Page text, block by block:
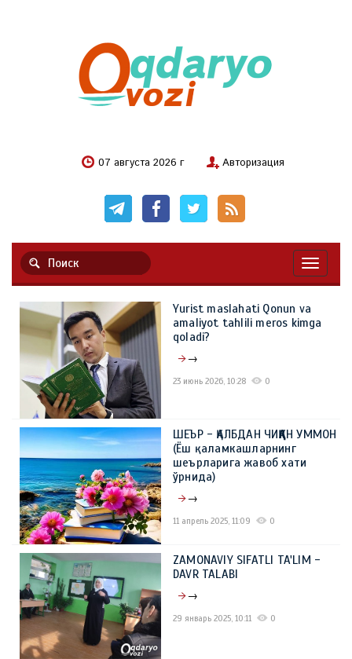
07 августа 2026 г Авторизация
Yurist maslahati Qonun va
amaliyot tahlili meros kimga
qoladi?
→
23 июнь 2026, 10:28 0
ШЕЪР - ҚАЛБДАН ЧИҚҚАН УММОН
(Ёш қаламкашларнинг
шеърларига жавоб хати
ўрнида)
→
11 апрель 2025, 11:09 0
ZAMONAVIY SIFATLI TA'LIM -
DAVR TALABI
→
29 январь 2025, 10:11 0